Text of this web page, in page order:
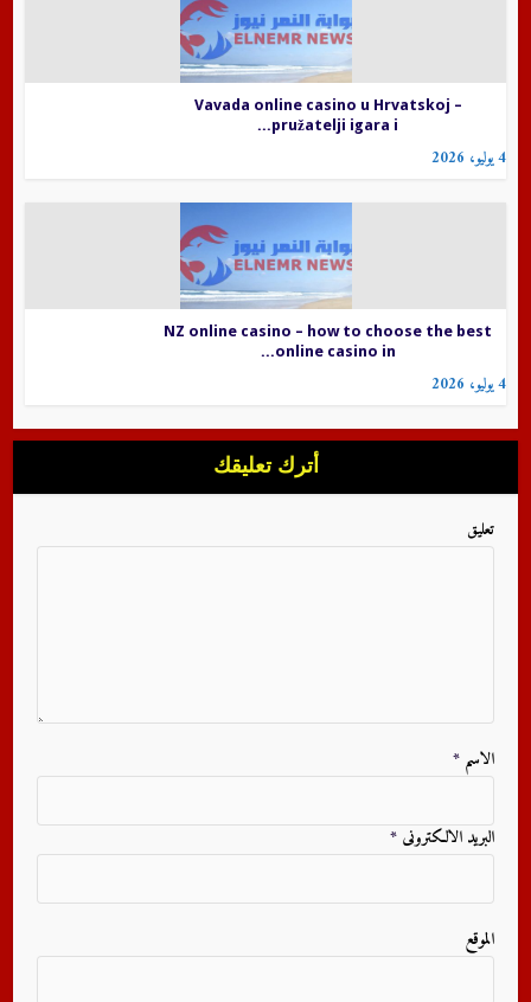
Vavada online casino u Hrvatskoj –
pružatelji igara i...
4 يوليو، 2026
NZ online casino – how to choose the best
online casino in...
4 يوليو، 2026
أترك تعليقك
تعليق
الاسم *
البريد الالكترونى *
الموقع